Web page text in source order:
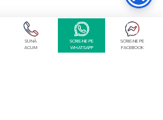
SUNĂ
ACUM
SCRIE-NE PE
WHATSAPP
SCRIE-NE PE
FACEBOOK